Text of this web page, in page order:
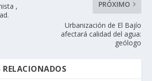
,
PRÓXIMO
Urbanización de El Bajío
afectará calidad del agua:
geólogo